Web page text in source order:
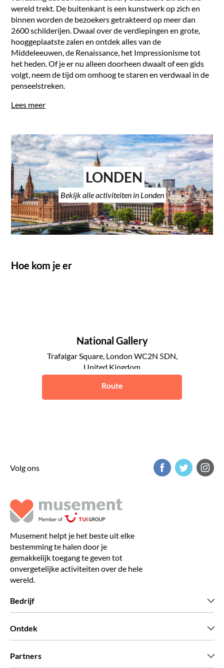
wereld trekt. De buitenkant is een kunstwerk op zich en
binnen worden de bezoekers getrakteerd op meer dan
2600 schilderijen. Dwaal over de verdiepingen en grote,
hooggeplaatste zalen en ontdek alles van de
Middeleeuwen, de Renaissance, het Impressionisme tot
het heden. Of je er nu alleen doorheen dwaalt of een gids
volgt, neem de tijd om omhoog te staren en verdwaal in de
penseelstreken.
Lees meer
LONDEN
Bekijk alle activiteiten in Londen
Hoe kom je er
National Gallery
Trafalgar Square, London WC2N 5DN,
United Kingdom
Londen
Route
Volg ons
Musement helpt je het beste uit elke
bestemming te halen door je
gemakkelijk toegang te geven tot
onvergetelijke activiteiten over de hele
wereld.
Bedrijf
Ontdek
Partners